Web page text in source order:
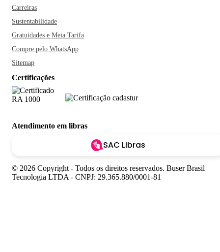
Carreiras
Sustentabilidade
Gratuidades e Meia Tarifa
Compre pelo WhatsApp
Sitemap
Certificações
Atendimento em libras
SAC Libras
© 2026 Copyright - Todos os direitos reservados. Buser Brasil
Tecnologia LTDA - CNPJ: 29.365.880/0001-81